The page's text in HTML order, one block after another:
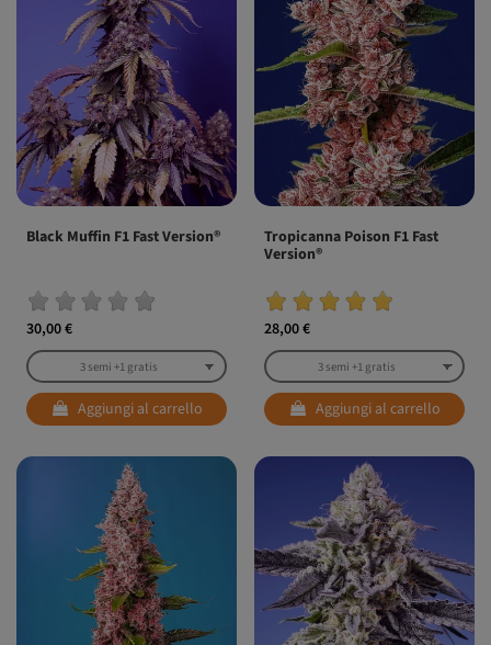
Black Muffin F1 Fast Version®
30,00 €
Aggiungi al carrello
Tropicanna Poison F1 Fast
Version®
28,00 €
Aggiungi al carrello